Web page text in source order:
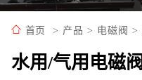
首页 > 产品 > 电磁阀 >
水用/气用电磁阀